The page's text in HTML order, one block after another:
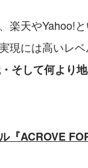
楽天やYahoo!
には高いレベ
そして何より
ACROVE